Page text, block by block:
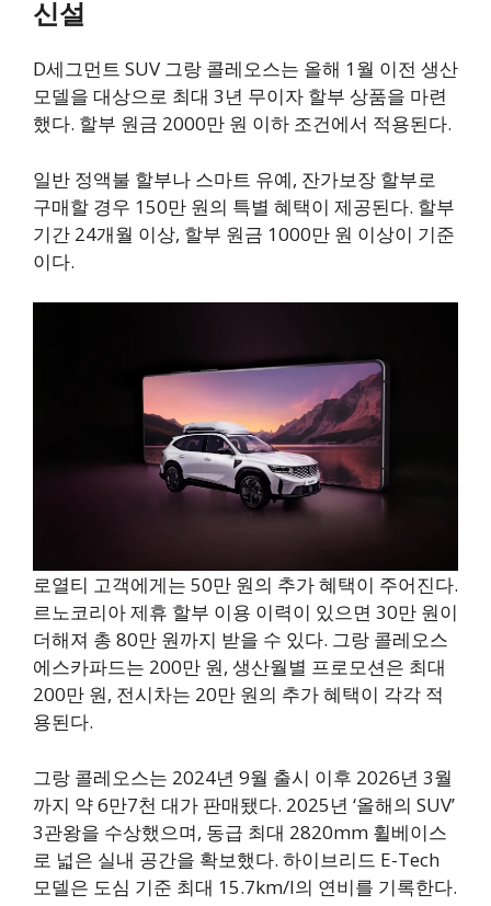
신설
D세그먼트 SUV 그랑 콜레오스는 올해 1월 이전 생산
모델을 대상으로 최대 3년 무이자 할부 상품을 마련
했다. 할부 원금 2000만 원 이하 조건에서 적용된다.
일반 정액불 할부나 스마트 유예, 잔가보장 할부로
구매할 경우 150만 원의 특별 혜택이 제공된다. 할부
기간 24개월 이상, 할부 원금 1000만 원 이상이 기준
이다.
로열티 고객에게는 50만 원의 추가 혜택이 주어진다.
르노코리아 제휴 할부 이용 이력이 있으면 30만 원이
더해져 총 80만 원까지 받을 수 있다. 그랑 콜레오스
에스카파드는 200만 원, 생산월별 프로모션은 최대
200만 원, 전시차는 20만 원의 추가 혜택이 각각 적
용된다.
그랑 콜레오스는 2024년 9월 출시 이후 2026년 3월
까지 약 6만7천 대가 판매됐다. 2025년 ‘올해의 SUV’
3관왕을 수상했으며, 동급 최대 2820mm 휠베이스
로 넓은 실내 공간을 확보했다. 하이브리드 E-Tech
모델은 도심 기준 최대 15.7km/l의 연비를 기록한다.